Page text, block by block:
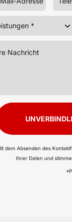
dem Absenden des
Ihrer Daten und